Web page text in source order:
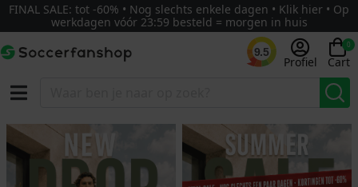
FINAL SALE: tot -60% • Nog slechts enkele dagen • Klik hier • Op
werkdagen vóór 23:59 besteld = morgen in huis
9.5
Profiel
0
Cart